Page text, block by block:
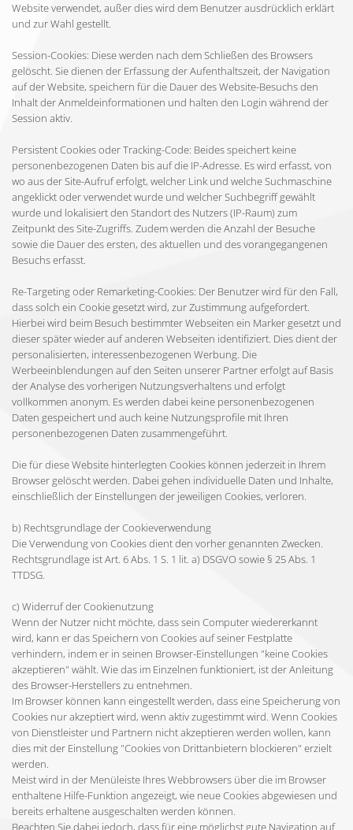
Website verwendet, außer dies wird dem Benutzer ausdrücklich erklärt
und zur Wahl gestellt.
Session-Cookies: Diese werden nach dem Schließen des Browsers
gelöscht. Sie dienen der Erfassung der Aufenthaltszeit, der Navigation
auf der Website, speichern für die Dauer des Website-Besuchs den
Inhalt der Anmeldeinformationen und halten den Login während der
Session aktiv.
Persistent Cookies oder Tracking-Code: Beides speichert keine
personenbezogenen Daten bis auf die IP-Adresse. Es wird erfasst, von
wo aus der Site-Aufruf erfolgt, welcher Link und welche Suchmaschine
angeklickt oder verwendet wurde und welcher Suchbegriff gewählt
wurde und lokalisiert den Standort des Nutzers (IP-Raum) zum
Zeitpunkt des Site-Zugriffs. Zudem werden die Anzahl der Besuche
sowie die Dauer des ersten, des aktuellen und des vorangegangenen
Besuchs erfasst.
Re-Targeting oder Remarketing-Cookies: Der Benutzer wird für den Fall,
dass solch ein Cookie gesetzt wird, zur Zustimmung aufgefordert.
Hierbei wird beim Besuch bestimmter Webseiten ein Marker gesetzt und
dieser später wieder auf anderen Webseiten identifiziert. Dies dient der
personalisierten, interessenbezogenen Werbung. Die
Werbeeinblendungen auf den Seiten unserer Partner erfolgt auf Basis
der Analyse des vorherigen Nutzungsverhaltens und erfolgt
vollkommen anonym. Es werden dabei keine personenbezogenen
Daten gespeichert und auch keine Nutzungsprofile mit Ihren
personenbezogenen Daten zusammengeführt.
Die für diese Website hinterlegten Cookies können jederzeit in Ihrem
Browser gelöscht werden. Dabei gehen individuelle Daten und Inhalte,
einschließlich der Einstellungen der jeweiligen Cookies, verloren.
b) Rechtsgrundlage der Cookieverwendung
Die Verwendung von Cookies dient den vorher genannten Zwecken.
Rechtsgrundlage ist Art. 6 Abs. 1 S. 1 lit. a) DSGVO sowie § 25 Abs. 1
TTDSG.
c) Widerruf der Cookienutzung
Wenn der Nutzer nicht möchte, dass sein Computer wiedererkannt
wird, kann er das Speichern von Cookies auf seiner Festplatte
verhindern, indem er in seinen Browser-Einstellungen "keine Cookies
akzeptieren" wählt. Wie das im Einzelnen funktioniert, ist der Anleitung
des Browser-Herstellers zu entnehmen.
Im Browser können kann eingestellt werden, dass eine Speicherung von
Cookies nur akzeptiert wird, wenn aktiv zugestimmt wird. Wenn Cookies
von Dienstleister und Partnern nicht akzeptieren werden wollen, kann
dies mit der Einstellung "Cookies von Drittanbietern blockieren" erzielt
werden.
Meist wird in der Menüleiste Ihres Webbrowsers über die im Browser
enthaltene Hilfe-Funktion angezeigt, wie neue Cookies abgewiesen und
bereits erhaltene ausgeschalten werden können.
Beachten Sie dabei jedoch, dass für eine möglichst gute Navigation auf